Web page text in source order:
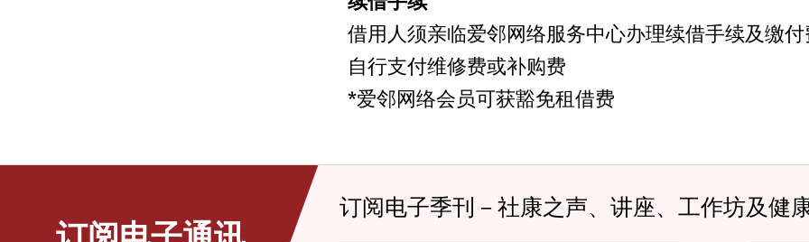
借用人须亲临爱邻网络服务中心办理续借手续及缴
自行支付维修费或补购费
*爱邻网络会员可获豁免租借费
订阅电子通讯
订阅电子季刊－社康之声、讲座、工作坊及健